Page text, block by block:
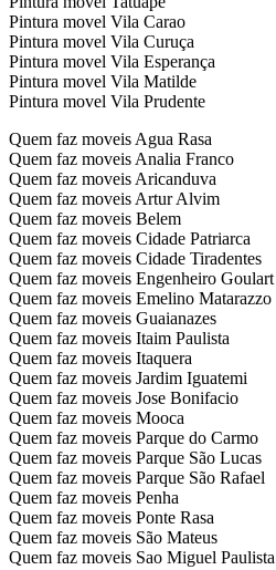
Pintura movel Vila Carao
Pintura movel Vila Curuça
Pintura movel Vila Esperança
Pintura movel Vila Matilde
Pintura movel Vila Prudente
Quem faz moveis Agua Rasa
Quem faz moveis Analia Franco
Quem faz moveis Aricanduva
Quem faz moveis Artur Alvim
Quem faz moveis Belem
Quem faz moveis Cidade Patriarca
Quem faz moveis Cidade Tiradentes
Quem faz moveis Engenheiro Goulart
Quem faz moveis Emelino Matarazzo
Quem faz moveis Guaianazes
Quem faz moveis Itaim Paulista
Quem faz moveis Itaquera
Quem faz moveis Jardim Iguatemi
Quem faz moveis Jose Bonifacio
Quem faz moveis Mooca
Quem faz moveis Parque do Carmo
Quem faz moveis Parque São Lucas
Quem faz moveis Parque São Rafael
Quem faz moveis Penha
Quem faz moveis Ponte Rasa
Quem faz moveis São Mateus
Quem faz moveis Sao Miguel Paulista